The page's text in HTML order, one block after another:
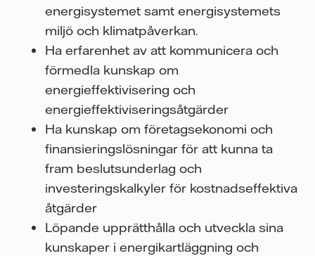
energisystemet samt energisystemets
miljö och klimatpåverkan.
Ha erfarenhet av att kommunicera och
förmedla kunskap om
energieffektivisering och
energieffektiviseringsåtgärder
Ha kunskap om företagsekonomi och
finansieringslösningar för att kunna ta
fram beslutsunderlag och
investeringskalkyler för kostnadseffektiva
åtgärder
Löpande upprätthålla och utveckla sina
kunskaper i energikartläggning och